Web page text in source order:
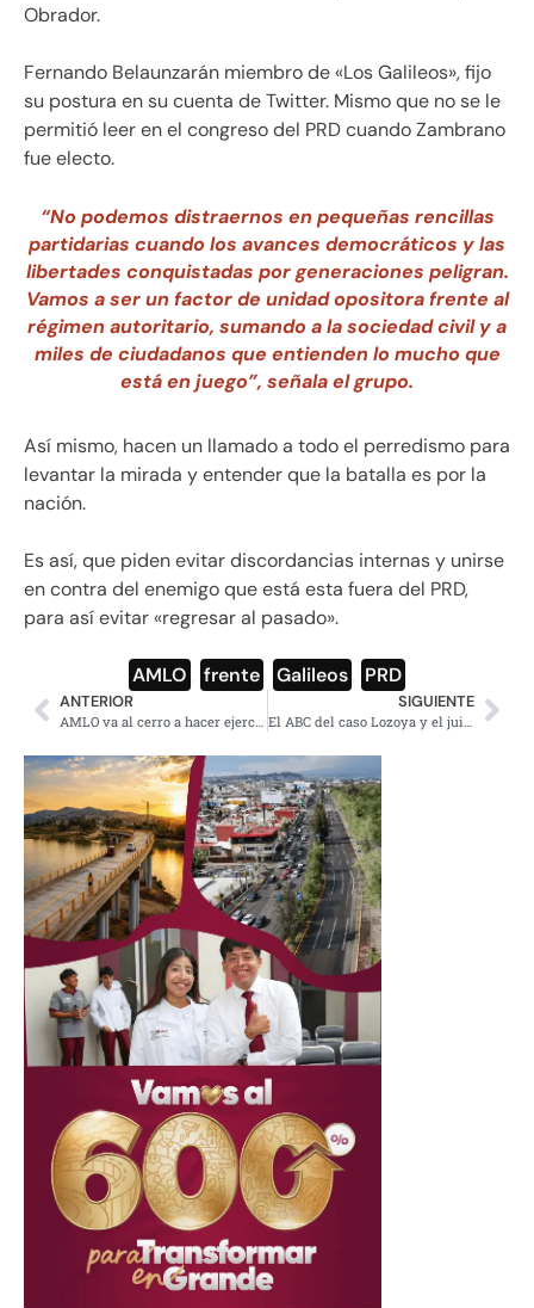
Obrador.
Fernando Belaunzarán miembro de «Los Galileos», fijo
su postura en su cuenta de Twitter. Mismo que no se le
permitió leer en el congreso del PRD cuando Zambrano
fue electo.
“No podemos distraernos en pequeñas rencillas
partidarias cuando los avances democráticos y las
libertades conquistadas por generaciones peligran.
Vamos a ser un factor de unidad opositora frente al
régimen autoritario, sumando a la sociedad civil y a
miles de ciudadanos que entienden lo mucho que
está en juego”, señala el grupo.
Así mismo, hacen un llamado a todo el perredismo para
levantar la mirada y entender que la batalla es por la
nación.
Es así, que piden evitar discordancias internas y unirse
en contra del enemigo que está esta fuera del PRD,
para así evitar «regresar al pasado».
AMLO frente Galileos PRD
ANTERIOR SIGUIENTE